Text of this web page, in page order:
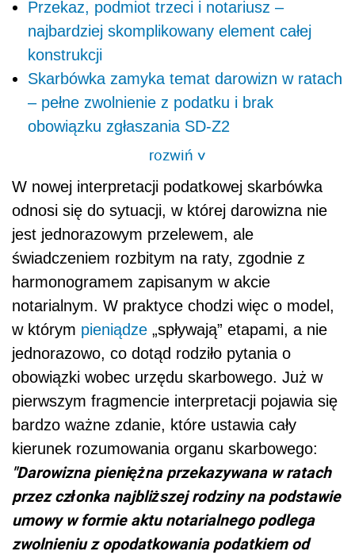
Przekaz, podmiot trzeci i notariusz –
najbardziej skomplikowany element całej
konstrukcji
Skarbówka zamyka temat darowizn w ratach
– pełne zwolnienie z podatku i brak
obowiązku zgłaszania SD-Z2
rozwiń>
W nowej interpretacji podatkowej skarbówka
odnosi się do sytuacji, w której darowizna nie
jest jednorazowym przelewem, ale
świadczeniem rozbitym na raty, zgodnie z
harmonogramem zapisanym w akcie
notarialnym. W praktyce chodzi więc o model,
w którym pieniądze „spływają” etapami, a nie
jednorazowo, co dotąd rodziło pytania o
obowiązki wobec urzędu skarbowego. Już w
pierwszym fragmencie interpretacji pojawia się
bardzo ważne zdanie, które ustawia cały
kierunek rozumowania organu skarbowego:
"Darowizna pieniężna przekazywana w ratach
przez członka najbliższej rodziny na podstawie
umowy w formie aktu notarialnego podlega
zwolnieniu z opodatkowania podatkiem od